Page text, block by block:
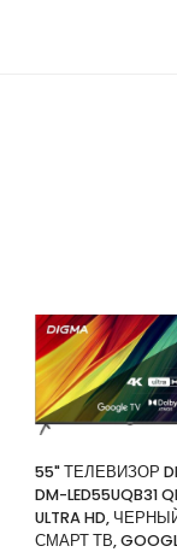
55" ТЕЛЕВИЗОР
DM-LED55UQB31
ULTRA HD,
СМАРТ ТВ,